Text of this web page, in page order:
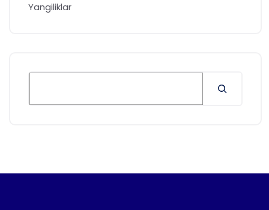
Yangiliklar